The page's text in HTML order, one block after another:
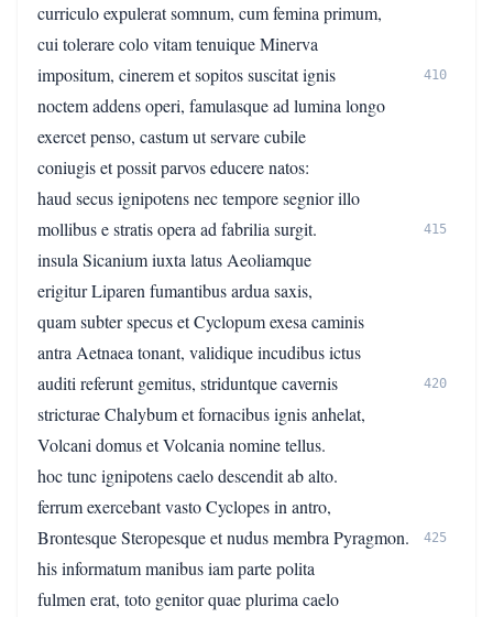
curriculo expulerat somnum, cum femina primum,
cui tolerare colo vitam tenuique Minerva
impositum, cinerem et sopitos suscitat ignis
410
noctem addens operi, famulasque ad lumina longo
exercet penso, castum ut servare cubile
coniugis et possit parvos educere natos:
haud secus ignipotens nec tempore segnior illo
mollibus e stratis opera ad fabrilia surgit.
415
insula Sicanium iuxta latus Aeoliamque
erigitur Liparen fumantibus ardua saxis,
quam subter specus et Cyclopum exesa caminis
antra Aetnaea tonant, validique incudibus ictus
auditi referunt gemitus, striduntque cavernis
420
stricturae Chalybum et fornacibus ignis anhelat,
Volcani domus et Volcania nomine tellus.
hoc tunc ignipotens caelo descendit ab alto.
ferrum exercebant vasto Cyclopes in antro,
Brontesque Steropesque et nudus membra Pyragmon.
425
his informatum manibus iam parte polita
fulmen erat, toto genitor quae plurima caelo